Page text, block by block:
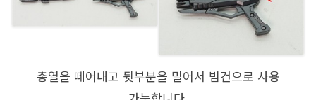
총열을 떼어내고 뒷부분을 밀어서 빔건으로 사용